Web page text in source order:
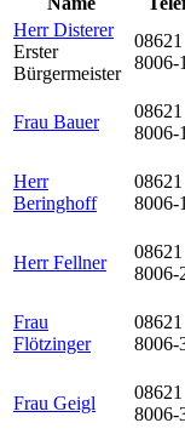
Herr Disterer
Erster
Bürgermeister
08621
8006-
Frau Bauer
08621
8006-
Herr
Beringhoff
08621
8006-
Herr Fellner
08621
8006-
Frau
Flötzinger
08621
8006-
Frau Geigl
08621
8006-